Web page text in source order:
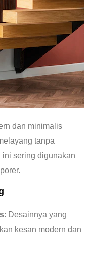
dan minimalis
tanpa
sering digunakan
: Desainnya yang
kesan modern dan